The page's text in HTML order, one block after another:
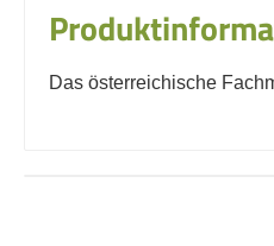
Das österreichische